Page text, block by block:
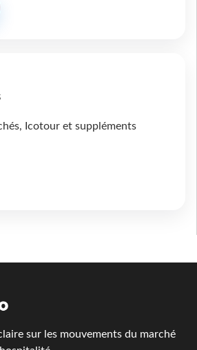
Icotour et suppléments
sur les mouvements du marché